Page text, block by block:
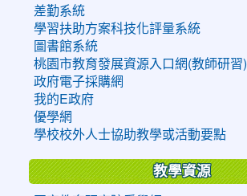
差勤系統
學習扶助方案科技化評量系統
圖書館系統
桃園市教育發展資源入口網(教師研習)
政府電子採購網
我的E政府
優學網
學校校外人士協助教學或活動要點
教學資源